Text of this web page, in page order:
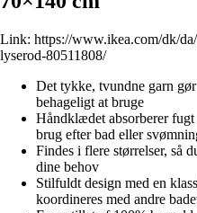
Link: https://www.ikea.com/dk/
lyserod-80511808/
Det tykke, tvundne garn
behageligt at bruge
Håndklædet absorberer
brug efter bad eller
Findes i flere størrelser, så
dine behov
Stilfuldt design med en
koordineres med andre